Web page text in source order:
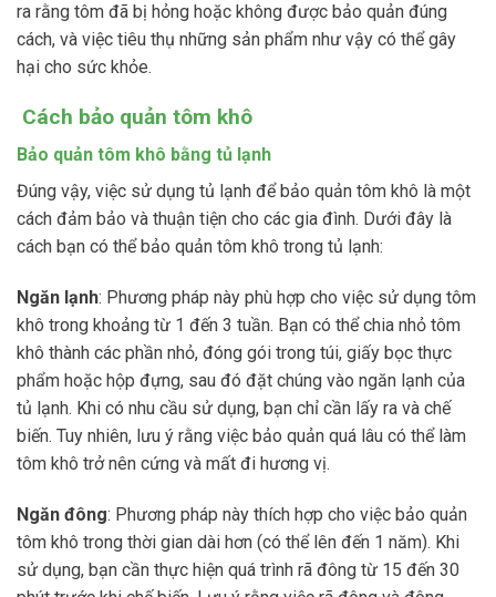
ra rằng tôm đã bị hỏng hoặc không được bảo quản đúng
cách, và việc tiêu thụ những sản phẩm như vậy có thể gây
hại cho sức khỏe.
Cách bảo quản tôm khô
Bảo quản tôm khô bằng tủ lạnh
Đúng vậy, việc sử dụng tủ lạnh để bảo quản tôm khô là một
cách đảm bảo và thuận tiện cho các gia đình. Dưới đây là
cách bạn có thể bảo quản tôm khô trong tủ lạnh:
Ngăn lạnh: Phương pháp này phù hợp cho việc sử dụng tôm
khô trong khoảng từ 1 đến 3 tuần. Bạn có thể chia nhỏ tôm
khô thành các phần nhỏ, đóng gói trong túi, giấy bọc thực
phẩm hoặc hộp đựng, sau đó đặt chúng vào ngăn lạnh của
tủ lạnh. Khi có nhu cầu sử dụng, bạn chỉ cần lấy ra và chế
biến. Tuy nhiên, lưu ý rằng việc bảo quản quá lâu có thể làm
tôm khô trở nên cứng và mất đi hương vị.
Ngăn đông: Phương pháp này thích hợp cho việc bảo quản
tôm khô trong thời gian dài hơn (có thể lên đến 1 năm). Khi
sử dụng, bạn cần thực hiện quá trình rã đông từ 15 đến 30